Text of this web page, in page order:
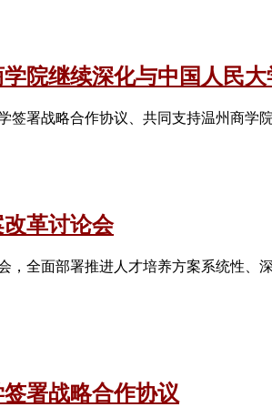
院继续深化与中国人民
签署战略合作协议、共同支持温州商
改革讨论会
，全面部署推进人才培养方案系统性
签署战略合作协议